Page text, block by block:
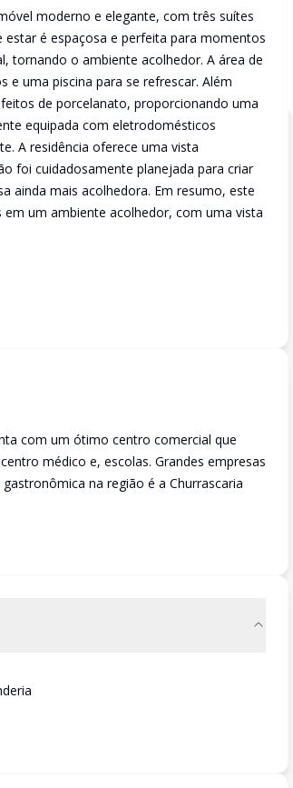
moderno e elegante, com três suítes
é espaçosa e perfeita para momentos
tornando o ambiente acolhedor. A área de
e uma piscina para se refrescar. Além
de porcelanato, proporcionando uma
equipada com eletrodomésticos
A residência oferece uma vista
foi cuidadosamente planejada para criar
ainda mais acolhedora. Em resumo, este
um ambiente acolhedor, com uma vista
com um ótimo centro comercial que
médico e, escolas. Grandes empresas
na região é a Churrascaria